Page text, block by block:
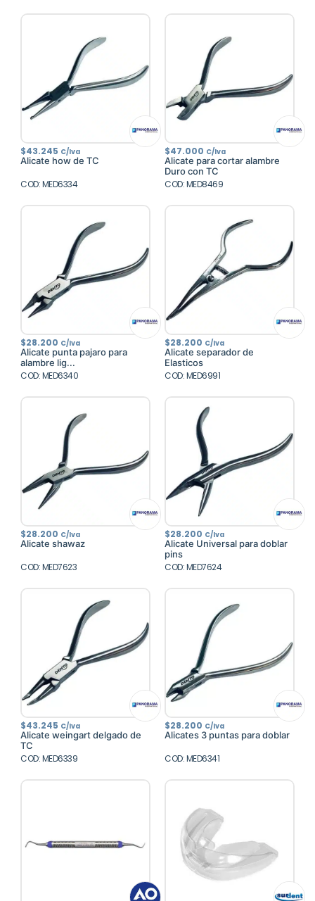
$43.245 C/Iva
Alicate how de TC
COD: MED6334
$47.000 C/Iva
Alicate para cortar alambre
Duro con TC
COD: MED8469
$28.200 C/Iva
Alicate punta pajaro para
alambre lig...
COD: MED6340
$28.200 C/Iva
Alicate separador de
Elasticos
COD: MED6991
$28.200 C/Iva
Alicate shawaz
COD: MED7623
$28.200 C/Iva
Alicate Universal para doblar
pins
COD: MED7624
$43.245 C/Iva
Alicate weingart delgado de
TC
COD: MED6339
$28.200 C/Iva
Alicates 3 puntas para doblar
COD: MED6341